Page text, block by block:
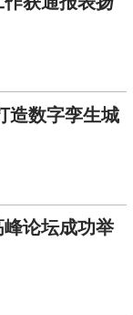
造数字孪生城
论坛成功举